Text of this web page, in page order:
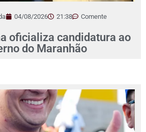
04/08/2026 21:38 Comente
oficializa candidatura ao
do Maranhão